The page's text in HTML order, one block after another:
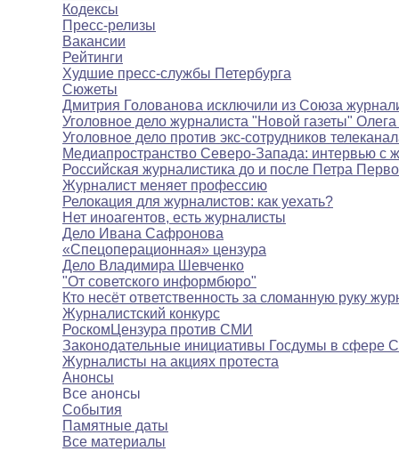
Кодексы
Пресс-релизы
Вакансии
Рейтинги
Худшие пресс-службы Петербурга
Сюжеты
Дмитрия Голованова исключили из Союза
Уголовное дело журналиста "Новой газеты"
Уголовное дело против экс-сотрудников
Медиапространство Северо-Запада: интервью с
Российская журналистика до и после Петра
Журналист меняет профессию
Релокация для журналистов: как уехать?
Нет иноагентов, есть журналисты
Дело Ивана Сафронова
«Спецоперационная» цензура
Дело Владимира Шевченко
"От советского информбюро"
Кто несёт ответственность за сломанную руку
Журналистский конкурс
РоскомЦензура против СМИ
Законодательные инициативы Госдумы в сфере
Журналисты на акциях протеста
Анонсы
Все анонсы
События
Памятные даты
Все материалы